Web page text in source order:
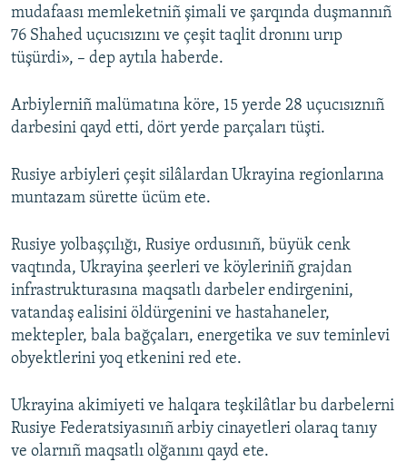
mudafaası memleketniñ şimali ve şarqında duşmannıñ
76 Shahed uçucısızını ve çeşit taqlit dronını urıp
tüşürdi», – dep aytıla haberde.
Arbiylerniñ malümatına köre, 15 yerde 28 uçucısıznıñ
darbesini qayd etti, dört yerde parçaları tüşti.
Rusiye arbiyleri çeşit silâlardan Ukrayina regionlarına
muntazam sürette ücüm ete.
Rusiye yolbaşçılığı, Rusiye ordusınıñ, büyük cenk
vaqtında, Ukrayina şeerleri ve köyleriniñ grajdan
infrastrukturasına maqsatlı darbeler endirgenini,
vatandaş ealisini öldürgenini ve hastahaneler,
mektepler, bala bağçaları, energetika ve suv teminlevi
obyektlerini yoq etkenini red ete.
Ukrayina akimiyeti ve halqara teşkilâtlar bu darbelerni
Rusiye Federatsiyasınıñ arbiy cinayetleri olaraq tanıy
ve olarnıñ maqsatlı olğanını qayd ete.